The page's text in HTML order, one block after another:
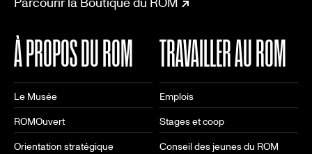
À PROPOS DU ROM
Le Musée
ROMOuvert
Orientation stratégique
TRAVAILLER AU ROM
Emplois
Stages et coop
Conseil des jeunes du ROM